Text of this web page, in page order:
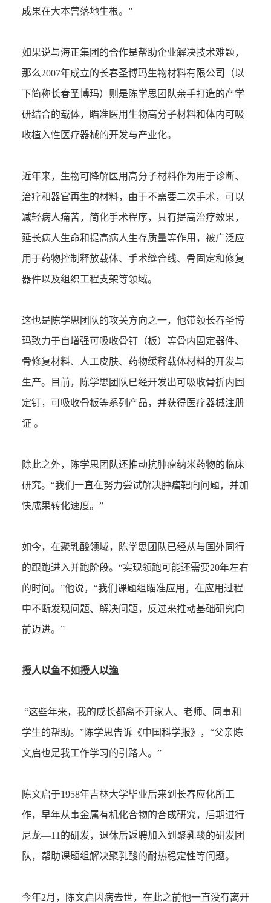
成果在大本营落地生根。”
如果说与海正集团的合作是帮助企业解决技术难题，
那么2007年成立的长春圣博玛生物材料有限公司（以
下简称长春圣博玛）则是陈学思团队亲手打造的产学
研结合的载体，瞄准医用生物高分子材料和体内可吸
收植入性医疗器械的开发与产业化。
近年来，生物可降解医用高分子材料作为用于诊断、
治疗和器官再生的材料，由于不需要二次手术，可以
减轻病人痛苦，简化手术程序，具有提高治疗效果，
延长病人生命和提高病人生存质量等作用，被广泛应
用于药物控制释放载体、手术缝合线、骨固定和修复
器件以及组织工程支架等领域。
这也是陈学思团队的攻关方向之一，他带领长春圣博
玛致力于自增强可吸收骨钉（板）等骨内固定器件、
骨修复材料、人工皮肤、药物缓释载体材料的开发与
生产。目前，陈学思团队已经开发出可吸收骨折内固
定钉，可吸收骨板等系列产品，并获得医疗器械注册
证 。
除此之外，陈学思团队还推动抗肿瘤纳米药物的临床
研究。“我们一直在努力尝试解决肿瘤靶向问题，并加
快成果转化速度。”
如今，在聚乳酸领域，陈学思团队已经从与国外同行
的跟跑进入并跑阶段。“实现领跑可能还需要20年左右
的时间。”他说，“我们课题组瞄准应用，在应用过程
中不断发现问题、解决问题，反过来推动基础研究向
前迈进。”
授人以鱼不如授人以渔
“这些年来，我的成长都离不开家人、老师、同事和
学生的帮助。”陈学思告诉《中国科学报》，“父亲陈
文启也是我工作学习的引路人。”
陈文启于1958年吉林大学毕业后来到长春应化所工
作，早年从事金属有机化合物的合成研究，后期进行
尼龙—11的研发，退休后返聘加入到聚乳酸的研发团
队，帮助课题组解决聚乳酸的耐热稳定性等问题。
今年2月，陈文启因病去世，在此之前他一直没有离开